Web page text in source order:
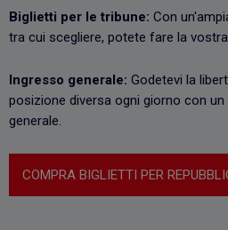
Biglietti per le tribune: Con
tra cui scegliere, potete fare la
Ingresso generale: Godetevi la
posizione diversa ogni giorno con
generale.
COMPRA BIGLIETTI PER